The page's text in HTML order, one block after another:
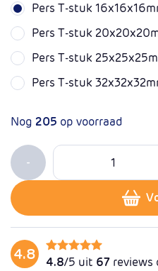
Pers T-stuk
Pers T-stuk
Pers T-stuk
Pers T-stuk
Nog 205 op voorraad
- Min 1
Aantal
4.8 4.8/5 uit 67 reviews